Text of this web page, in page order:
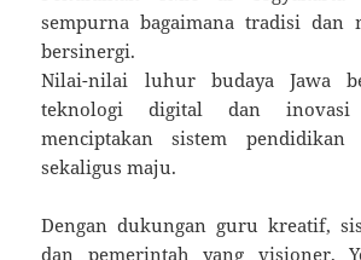
sempurna bagaimana tradisi dan
bersinergi.
Nilai-nilai luhur budaya Jawa
teknologi digital dan inovasi
menciptakan sistem pendidikan
sekaligus maju.
Dengan dukungan guru kreatif,
dan pemerintah yang visioner,